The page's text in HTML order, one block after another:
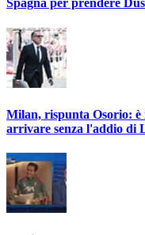
Spagna per prendere
Milan, rispunta Osorio:
arrivare senza l'addio di